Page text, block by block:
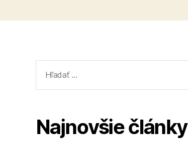
Najnovšie články